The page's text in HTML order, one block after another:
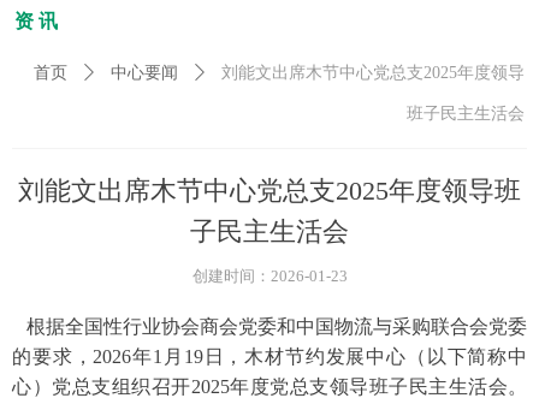
刘能文出席木节中心党总支2025年度领导班
子民主生活会
根据全国性行业协会商会党委和中国物流与采购联合会党委
的要求， 2026年1 月 19日，木材节约发展中心（以下简称中
心）党总支组织召开2025年度党总支领导班子民主生活会。
资 讯
首页 ꄲ 中心要闻 ꄲ 刘能文出席木节中心党总支2025年度领导
班子民主生活会
创建时间： 2026-01-23